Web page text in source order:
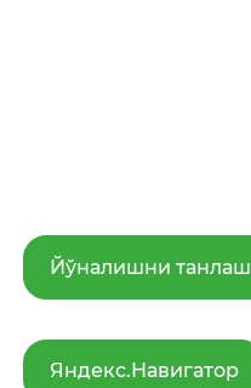
Йўналишни танлаш
Яндекс.Навигатор